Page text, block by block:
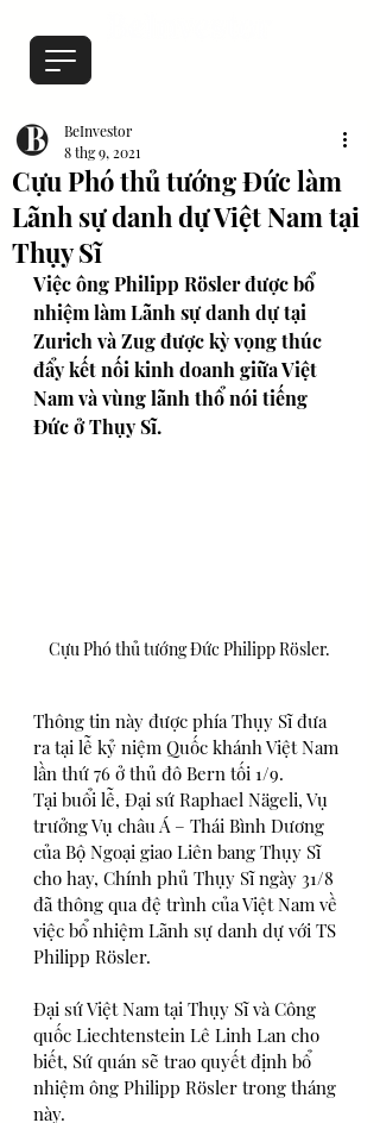
Cựu Phó thủ tướng Đức làm
Lãnh sự danh dự Việt Nam tại
Thụy Sĩ
BeInvestor
8 thg 9, 2021
Việc ông Philipp Rösler được bổ
nhiệm làm Lãnh sự danh dự tại
Zurich và Zug được kỳ vọng thúc
đẩy kết nối kinh doanh giữa Việt
Nam và vùng lãnh thổ nói tiếng
Đức ở Thụy Sĩ.
Cựu Phó thủ tướng Đức Philipp Rösler.
Thông tin này được phía Thụy Sĩ đưa
ra tại lễ kỷ niệm Quốc khánh Việt Nam
lần thứ 76 ở thủ đô Bern tối 1/9.
Tại buổi lễ, Đại sứ Raphael Nägeli, Vụ
trưởng Vụ châu Á – Thái Bình Dương
của Bộ Ngoại giao Liên bang Thụy Sĩ
cho hay, Chính phủ Thụy Sĩ ngày 31/8
đã thông qua đệ trình của Việt Nam về
việc bổ nhiệm Lãnh sự danh dự với TS
Philipp Rösler.
Đại sứ Việt Nam tại Thụy Sĩ và Công
quốc Liechtenstein Lê Linh Lan cho
biết, Sứ quán sẽ trao quyết định bổ
nhiệm ông Philipp Rösler trong tháng
này.